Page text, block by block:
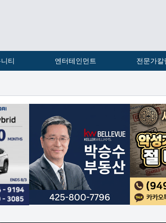
티 엔터테인먼트 전문가칼